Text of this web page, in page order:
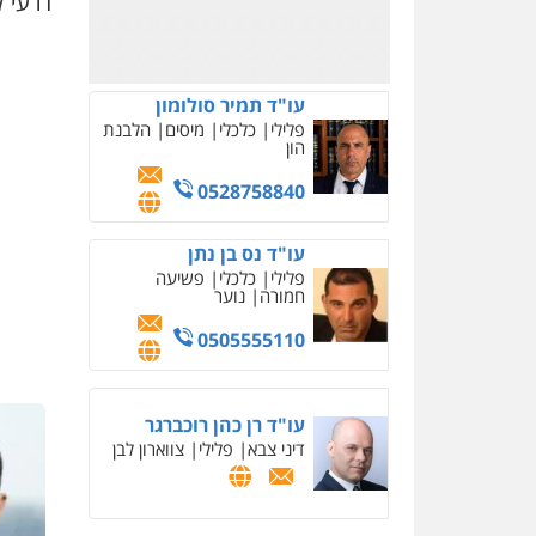
עורך דין פלילי רובי גלבוע
פלילי פשיעה חמורה
צווארון לבן תעבורה
0505537656
חנא בולוס – משרד עורכי
דין
פלילי פשיעה חמורה
0546661544
עו"ד קובי בן שעיה
פלילי צווארון לבן צבאי
0524040052